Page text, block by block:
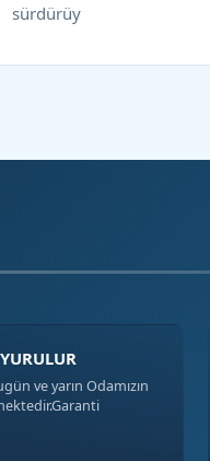
sürdürüy
ve yarın Odamızın